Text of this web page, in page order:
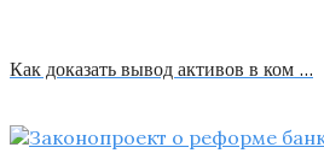
Как доказать вывод активов в ком …